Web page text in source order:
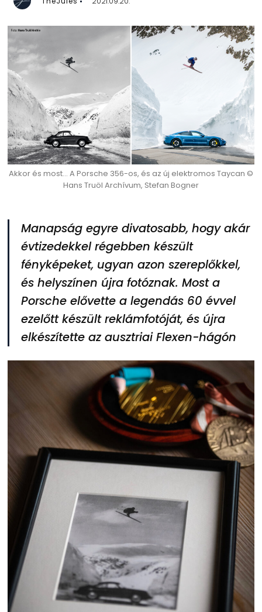
Akkor és most… A Porsche 356-os, és az új elektromos Taycan ©
Hans Truöl Archívum, Stefan Bogner
Manapság egyre divatosabb, hogy akár
évtizedekkel régebben készült
fényképeket, ugyan azon szereplőkkel,
és helyszínen újra fotóznak. Most a
Porsche elővette a legendás 60 évvel
ezelőtt készült reklámfotóját, és újra
elkészítette az ausztriai Flexen-hágón